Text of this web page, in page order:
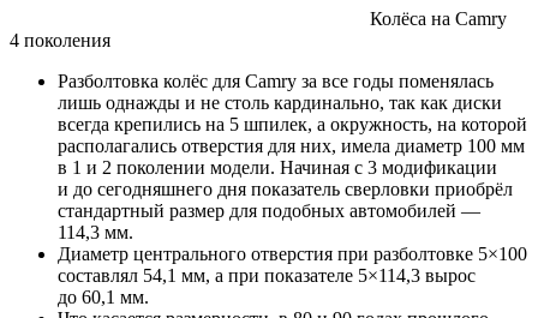
Колёса на Camry
4 поколения
Разболтовка колёс для Camry за все годы поменялась
лишь однажды и не столь кардинально, так как диски
всегда крепились на 5 шпилек, а окружность, на которой
располагались отверстия для них, имела диаметр 100 мм
в 1 и 2 поколении модели. Начиная с 3 модификации
и до сегодняшнего дня показатель сверловки приобрёл
стандартный размер для подобных автомобилей —
114,3 мм.
Диаметр центрального отверстия при разболтовке 5×100
составлял 54,1 мм, а при показателе 5×114,3 вырос
до 60,1 мм.